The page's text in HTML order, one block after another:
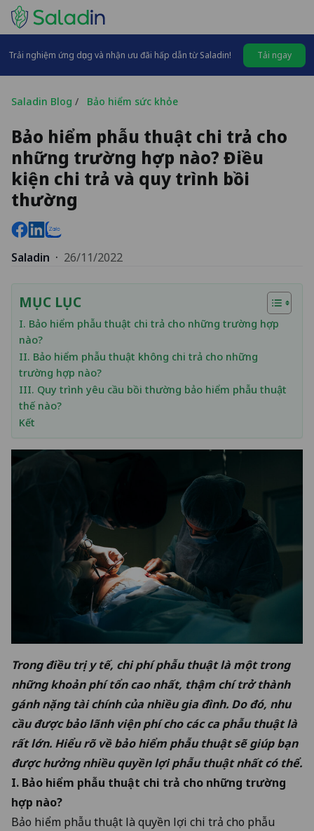
Trải nghiệm ứng dụng và nhận ưu đãi hấp dẫn từ Saladin! Tải ngay
Saladin Blog / Bảo hiểm sức khỏe
Bảo hiểm phẫu thuật chi trả cho
những trường hợp nào? Điều
kiện chi trả và quy trình bồi
thường
Saladin · 26/11/2022
MỤC LỤC
I. Bảo hiểm phẫu thuật chi trả cho những trường hợp
nào?
II. Bảo hiểm phẫu thuật không chi trả cho những
trường hợp nào?
III. Quy trình yêu cầu bồi thường bảo hiểm phẫu thuật
thế nào?
Kết
Trong điều trị y tế, chi phí phẫu thuật là một trong
những khoản phí tổn cao nhất, thậm chí trở thành
gánh nặng tài chính của nhiều gia đình. Do đó, nhu
cầu được bảo lãnh viện phí cho các ca phẫu thuật là
rất lớn. Hiểu rõ vềbảo hiểm phẫu thuậtsẽ giúp bạn
được hưởng nhiều quyền lợi phẫu thuật nhất có thể.
I. Bảo hiểm phẫu thuật chi trả cho những trường
hợp nào?
Bảo hiểm phẫu thuật là quyền lợi chi trả cho phẫu